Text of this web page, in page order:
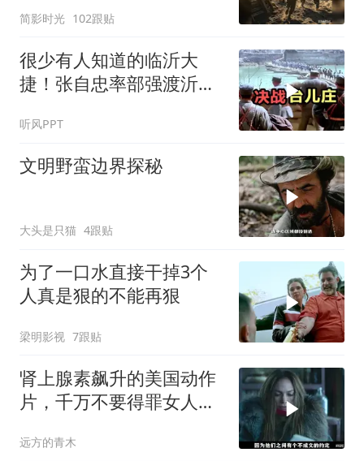
简影时光 102跟贴
很少有人知道的临沂大
捷！张自忠率部强渡沂
听风PPT
文明野蛮边界探秘
大头是只猫 4跟贴
为了一口水直接干掉3个
人真是狠的不能再狠
梁明影视 7跟贴
肾上腺素飙升的美国动作
片，千万不要得罪女人，
远方的青木